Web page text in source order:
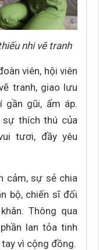
nhi vẽ tranh
viên, hội viên
tranh, giao lưu
gần gũi, ấm áp.
sự thích thú của
tươi, đầy yêu
cảm, sự sẻ chia
bộ, chiến sĩ đối
Thông qua
lan tỏa tinh
vì cộng đồng.